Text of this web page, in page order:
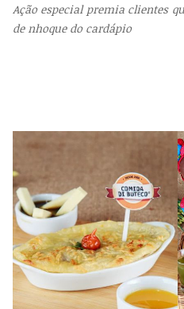
Ação especial premia clientes
de nhoque do cardápio